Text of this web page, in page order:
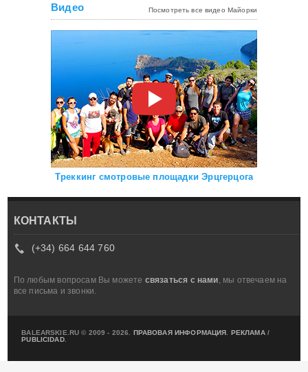
Видео Посмотреть все видео Майорки
Треккинг смотровые площадки Эрцгерцога
КОНТАКТЫ
(+34) 664 644 760
По любым вопросам Вы можете связаться с нами, мы отвечаем на
все письма и звонки.
BALEARSKIE.RU © 2009 - 2026. ПРАВОВАЯ ИНФОРМАЦИЯ РЕКЛАМА/
PUBLICIDAD.